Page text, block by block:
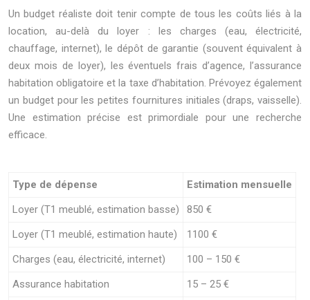
Un budget réaliste doit tenir compte de tous les coûts liés à la
location, au-delà du loyer : les charges (eau, électricité,
chauffage, internet), le dépôt de garantie (souvent équivalent à
deux mois de loyer), les éventuels frais d’agence, l’assurance
habitation obligatoire et la taxe d’habitation. Prévoyez également
un budget pour les petites fournitures initiales (draps, vaisselle).
Une estimation précise est primordiale pour une recherche
efficace.
Type de dépense
Estimation mensuelle
Loyer (T1 meublé, estimation basse)
850 €
Loyer (T1 meublé, estimation haute)
1100 €
Charges (eau, électricité, internet)
100 – 150 €
Assurance habitation
15 – 25 €